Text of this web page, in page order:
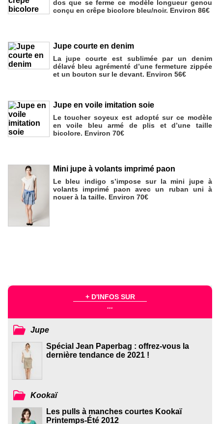
dos que se ferme ce modèle longueur genou
conçu en crêpe bicolore bleu/noir. Environ 86€
Jupe courte en denim
La jupe courte est sublimée par un denim
délavé bleu agrémenté d’une fermeture zippée
et un bouton sur le devant. Environ 56€
Jupe en voile imitation soie
Le toucher soyeux est adopté sur ce modèle
en voile bleu armé de plis et d’une taille
bicolore. Environ 70€
Mini jupe à volants imprimé paon
Le bleu indigo s’impose sur la mini jupe à
volants imprimé paon avec un ruban uni à
nouer à la taille. Environ 70€
+ D'INFOS SUR
...
Jupe
Spécial Jean Paperbag : offrez-vous la
dernière tendance de 2021 !
Kookaï
Les pulls à manches courtes Kookaï
Printemps-Été 2012